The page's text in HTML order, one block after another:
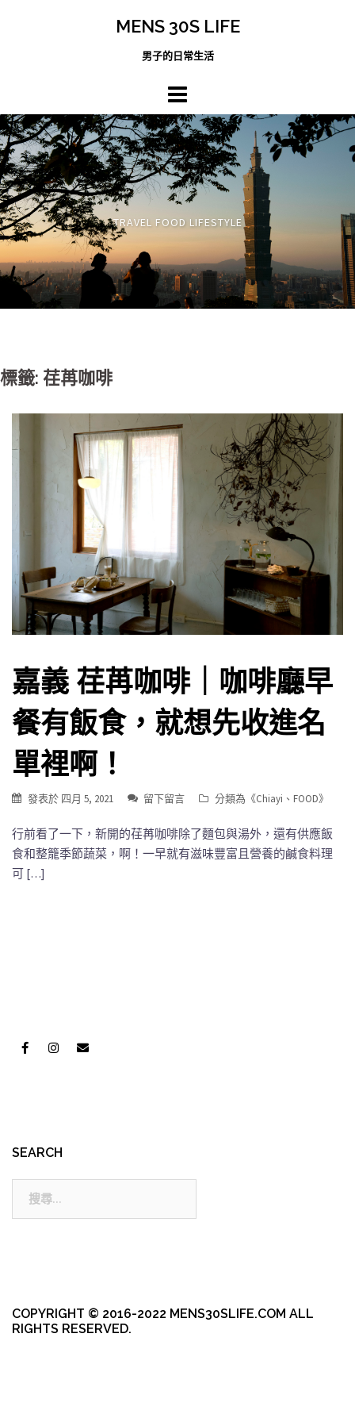
MENS 30S LIFE
男子的日常生活
TRAVEL FOOD LIFESTYLE
標籤: 荏苒咖啡
嘉義 荏苒咖啡｜咖啡廳早
餐有飯食，就想先收進名
單裡啊！
發表於 四月 5, 2021 留下留言 分類為《Chiayi 、 FOOD》
行前看了一下，新開的荏苒咖啡除了麵包與湯外，還有供應飯
食和整籠季節蔬菜，啊！一早就有滋味豐富且營養的鹹食料理
可 […]
SEARCH
COPYRIGHT © 2016-2022 MENS30SLIFE.COM ALL
RIGHTS RESERVED.